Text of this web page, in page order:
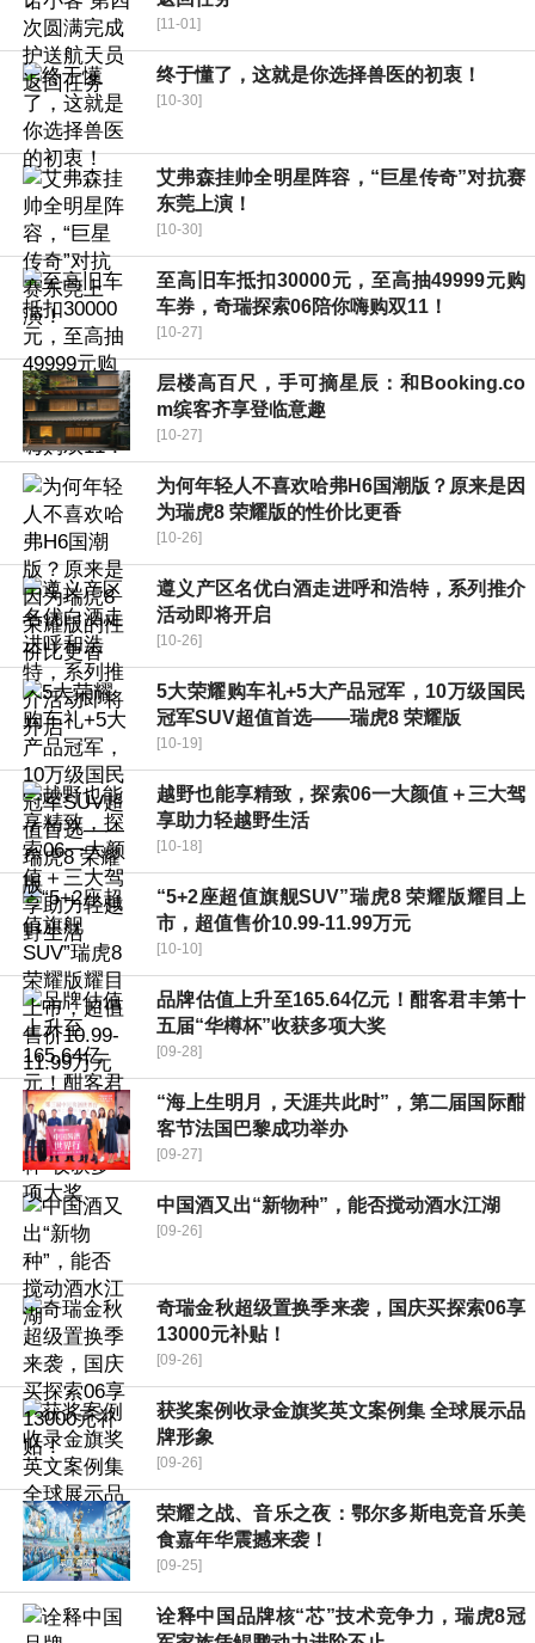
[11-01]
​终于懂了，这就是你选择兽医的初衷！
[10-30]
艾弗森挂帅全明星阵容，“巨星传奇”对抗赛
东莞上演！
[10-30]
至高旧车抵扣30000元，至高抽49999元购
车券，奇瑞探索06陪你嗨购双11！
[10-27]
层楼高百尺，手可摘星辰：和Booking.co
m缤客齐享登临意趣
[10-27]
为何年轻人不喜欢哈弗H6国潮版？原来是因
为瑞虎8 荣耀版的性价比更香
[10-26]
遵义产区名优白酒走进呼和浩特，系列推介
活动即将开启
[10-26]
5大荣耀购车礼+5大产品冠军，10万级国民
冠军SUV超值首选——瑞虎8 荣耀版
[10-19]
越野也能享精致，探索06一大颜值＋三大驾
享助力轻越野生活
[10-18]
“5+2座超值旗舰SUV”瑞虎8 荣耀版耀目上
市，超值售价10.99-11.99万元
[10-10]
品牌估值上升至165.64亿元！酣客君丰第十
五届“华樽杯”收获多项大奖
[09-28]
“海上生明月，天涯共此时”，第二届国际酣
客节法国巴黎成功举办
[09-27]
​中国酒又出“新物种”，能否搅动酒水江湖
[09-26]
奇瑞金秋超级置换季来袭，国庆买探索06享
13000元补贴！
[09-26]
获奖案例收录金旗奖英文案例集 全球展示品
牌形象
[09-26]
荣耀之战、音乐之夜：鄂尔多斯电竞音乐美
食嘉年华震撼来袭！
[09-25]
诠释中国品牌核“芯”技术竞争力，瑞虎8冠